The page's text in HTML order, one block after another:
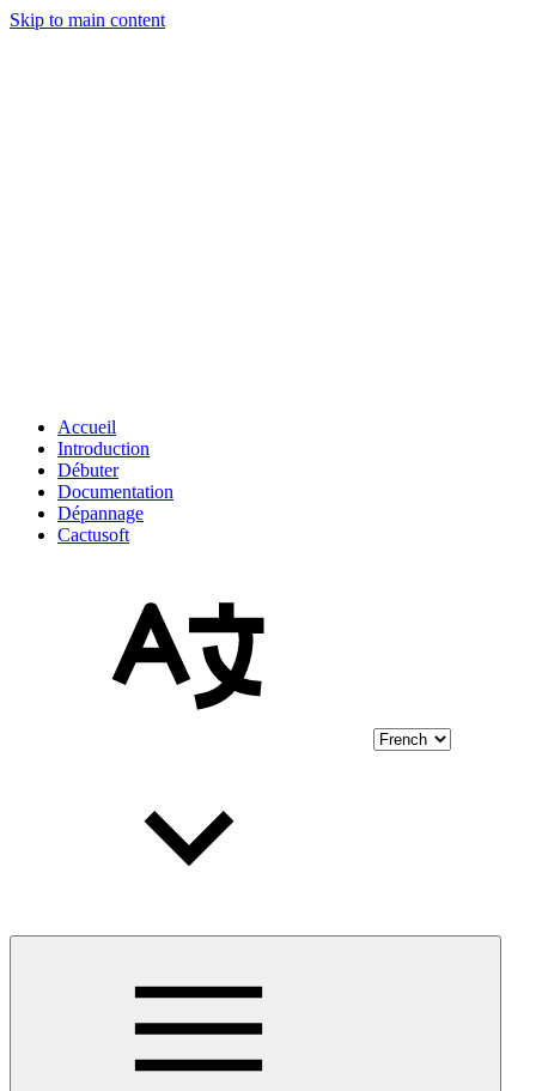
Skip to main content
Accueil
Introduction
Débuter
Documentation
Dépannage
Cactusoft